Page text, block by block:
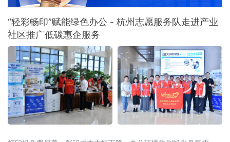
“轻彩畅印”赋能绿色办公 - 杭州志愿服务队走进产业
社区推广低碳惠企服务